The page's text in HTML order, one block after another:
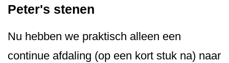
Peter's stenen
Nu hebben we praktisch alleen een
continue afdaling (op een kort stuk na) naar